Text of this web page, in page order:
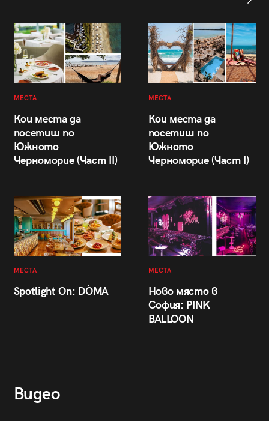
МЕСТА
Кои места да
посетиш по
Южното
Черноморие (Част II)
МЕСТА
Кои места да
посетиш по
Южното
Черноморие (Част I)
МЕСТА
Spotlight On: DÒMA
МЕСТА
Ново място в
София: PINK
BALLOON
Видео